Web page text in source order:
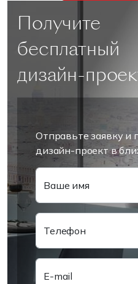
Получите
бесплатный
дизайн-
Отправьте заявку и
дизайн-проект в
Ваше имя
Телефон
E-mail